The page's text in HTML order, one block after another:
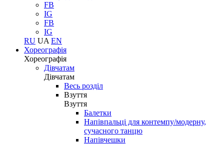
FB
IG
FB
IG
RU UA EN
Хореографія
Хореографія
Дівчатам
Дівчатам
Весь розділ
Взуття
Взуття
Балетки
Напівпальці для контемпу/модерну,
сучасного танцю
Напівчешки